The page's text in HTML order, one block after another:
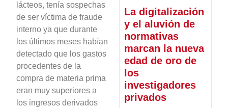
lácteos, tenía sospechas
de ser víctima de fraude
interno ya que durante
los últimos meses habían
detectado que los gastos
procedentes de la
compra de materia prima
eran muy superiores a
los ingresos derivados
La digitalización
y el aluvión de
normativas
marcan la nueva
edad de oro de
los
investigadores
privados